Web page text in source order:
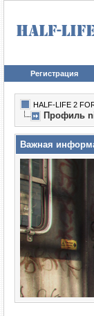
Регистрация
HALF-LIFE 2
Профиль
Важная